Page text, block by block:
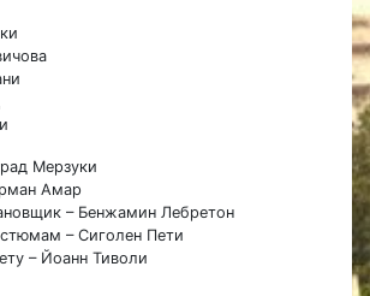
Мерзуки
Амар
– Бенжамин Лебретон
– Сиголен Пети
– Йоанн Тиволи